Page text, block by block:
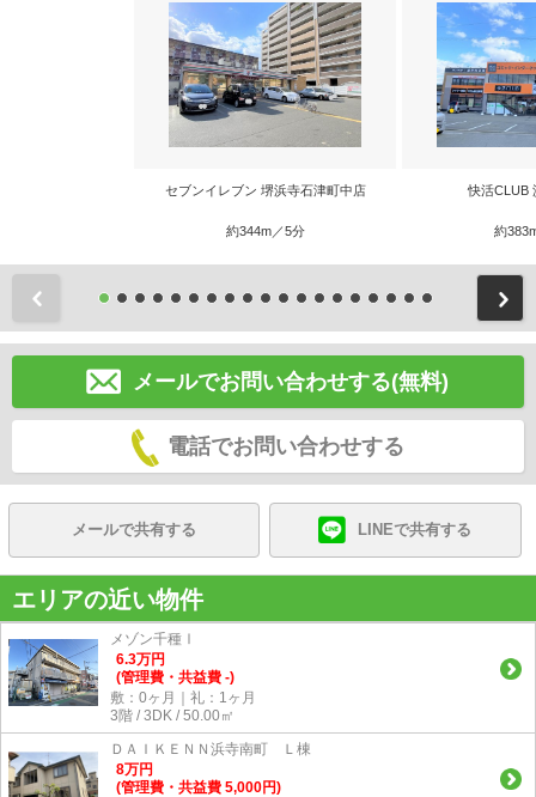
セブンイレブン 堺浜寺石津町中店
約344m／5分
快活CLUB
約
メールでお問い合わせする(無料)
電話でお問い合わせする
メールで共有する LINEで共有する
エリアの近い物件
メゾン千種Ⅰ
6.3万円
(管理費・共益費 -)
敷：0ヶ月｜礼：1ヶ月
3階 / 3DK / 50.00㎡
ＤＡＩＫＥＮＮ浜寺南町 Ｌ棟
8万円
(管理費・共益費 5,000円)